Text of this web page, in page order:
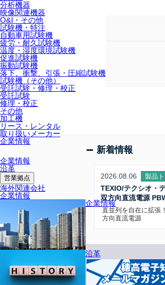
分析機器
映像関連機器
O&I・その他
試験機・特注
自動車用試験機
疲労・耐久試験機
温度・湿度環境試験機
促進試験機
振動試験機
落下、衝撃、引張・圧縮試験機
試験機（その他）
受託試験・修理・校正
受託試験
修理・校正
その他
加工機
リース・レンタル
取り扱いメーカー
企業情報
企業情報
沿革
営業拠点
海外関連会社
企業情報
企業情報
沿革
新着情報
2026.08.06 製品
TEXIO/テクシオ・
双方向直流電源
直並列を自在に拡張
方向直流電源